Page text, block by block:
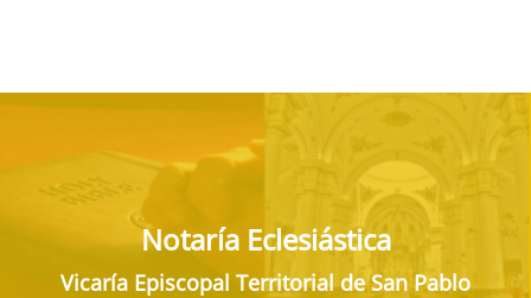
Notaría Eclesiástica
Vicaría Episcopal Territorial de San Pablo